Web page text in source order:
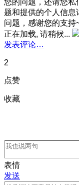
题和提供的个人信息
问题，感谢您的支持
正在加载, 请稍候...
发表评论…
2
点赞
收藏
表情
发送